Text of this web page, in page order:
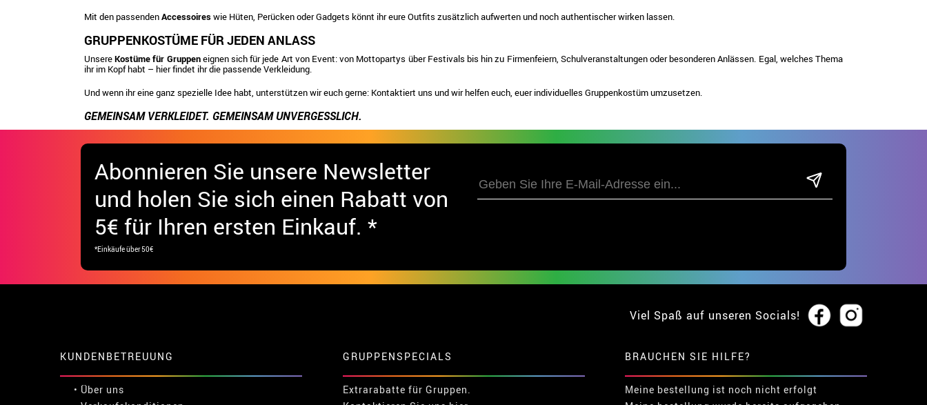
Mit den passendenAccessoireswie Hüten, Perücken oder Gadgets könnt ihr eure Outfits zusätzlich aufwerten und noch authentischer wirken lassen.
GRUPPENKOSTÜME FÜR JEDEN ANLASS
UnsereKostüme für Gruppeneignen sich für jede Art von Event: von Mottopartys über Festivals bis hin zu Firmenfeiern, Schulveranstaltungen oder besonderen Anlässen. Egal, welches Thema
ihr im Kopf habt – hier findet ihr die passende Verkleidung.
Und wenn ihr eine ganz spezielle Idee habt, unterstützen wir euch gerne: Kontaktiert uns und wir helfen euch, euer individuelles Gruppenkostüm umzusetzen.
GEMEINSAM VERKLEIDET. GEMEINSAM UNVERGESSLICH.
Abonnieren Sie unsere Newsletter
und holen Sie sich einen Rabatt von
5€ für Ihren ersten Einkauf. *
*Einkäufe über 50€
Viel Spaß auf unseren Socials!
KUNDENBETREUUNG
• Über uns
GRUPPENSPECIALS
Extrarabatte für Gruppen.
BRAUCHEN SIE HILFE?
Meine bestellung ist noch nicht erfolgt